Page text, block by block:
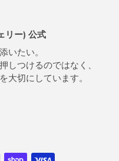
リー) 公式
いたい。
しつけるのではなく、
大切にしています。